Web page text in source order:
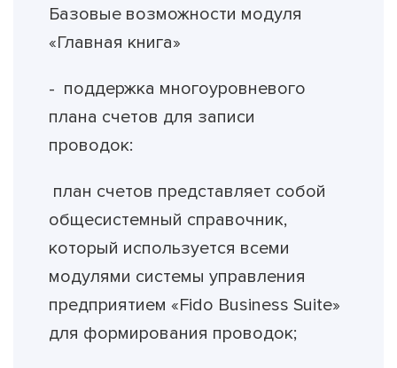
Базовые возможности модуля
«Главная книга»
- поддержка многоуровневого
плана счетов для записи
проводок:
план счетов представляет собой
общесистемный справочник,
который используется всеми
модулями системы управления
предприятием «Fido Business Suite»
для формирования проводок;